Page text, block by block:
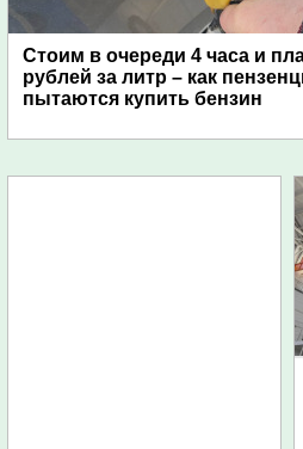
Стоим в очереди 4 часа и
рублей за литр – как
пытаются купить бензин